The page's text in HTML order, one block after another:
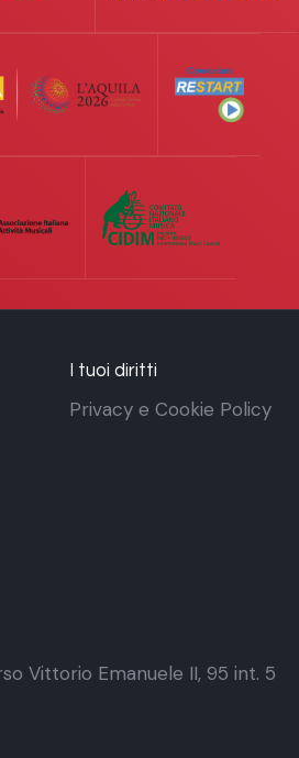
I tuoi diritti
Privacy e Cookie Policy
Vittorio Emanuele II, 95 int. 5